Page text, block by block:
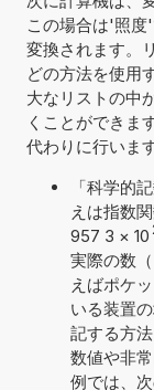
この場合は'照度
変換されます。
どの方法を使用
大なリストの中
くことができま
代わりに行いま
「科学的
えは指数
957 3 × 10
実際の数
えばポケ
いる装置
記する方
数値や非
例では、